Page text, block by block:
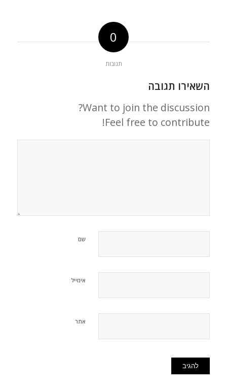
0
תגובות
השאירו תגובה
Want to join the discussion?
Feel free to contribute!
שם
אימייל
אתר